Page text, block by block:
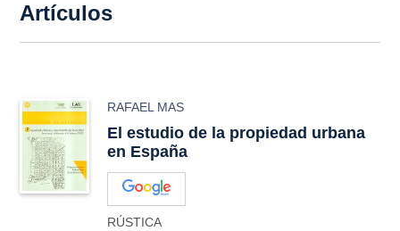
Artículos
RAFAEL MAS
El estudio de la propiedad urbana
en España
RÚSTICA